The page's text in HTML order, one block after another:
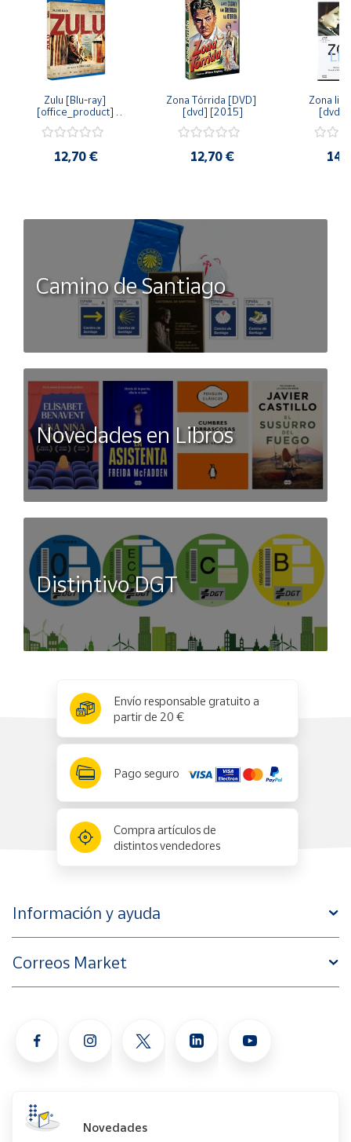
Zulu [Blu-ray]
[office_product]
12,70 €
Zona Tórrida [DVD]
[dvd] [2015]
12,70 €
Zona
[dvd]
Camino de Santiago
Novedades en Libros
Distintivo DGT
Envío responsable gratuito a
partir de 20 €
Pago seguro
Compra artículos de
distintos vendedores
Información y ayuda
Correos Market
Novedades